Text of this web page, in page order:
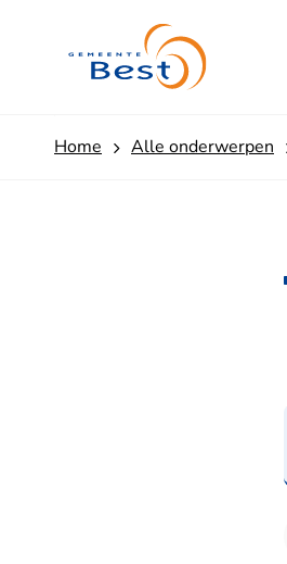
Home Alle onderwerpen
n